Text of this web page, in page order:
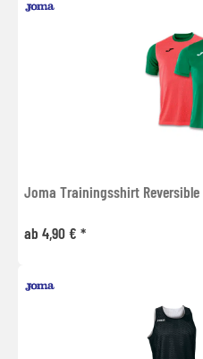
Joma Trainingsshirt Reversible
ab 4,90 € *